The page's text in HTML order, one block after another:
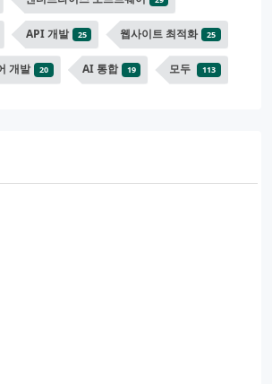
API 개발 25 웹사이트 최적화 25
개발 20 AI 통합 19 모두 113